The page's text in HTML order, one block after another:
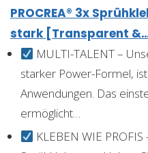
PROCREA® 3x
stark [Transparent
MULTI-TALENT –
starker Power-Formel,
Anwendungen. Das
ermöglicht…
KLEBEN WIE